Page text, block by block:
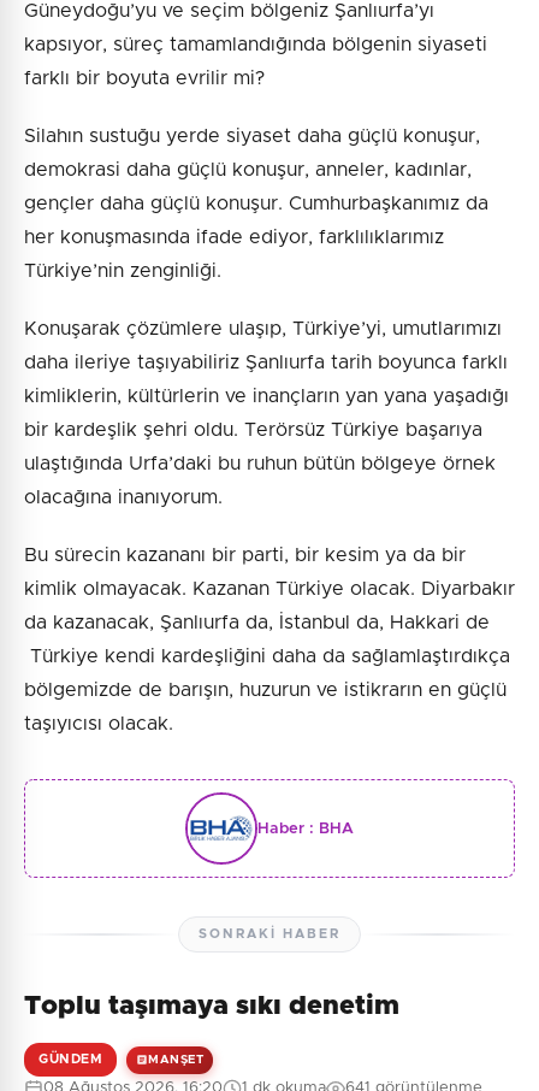
Güneydoğu’yu ve seçim bölgeniz Şanlıurfa’yı
kapsıyor, süreç tamamlandığında bölgenin siyaseti
farklı bir boyuta evrilir mi?
Silahın sustuğu yerde siyaset daha güçlü konuşur,
demokrasi daha güçlü konuşur, anneler, kadınlar,
gençler daha güçlü konuşur. Cumhurbaşkanımız da
her konuşmasında ifade ediyor, farklılıklarımız
Türkiye’nin zenginliği.
Konuşarak çözümlere ulaşıp, Türkiye’yi, umutlarımızı
daha ileriye taşıyabiliriz Şanlıurfa tarih boyunca farklı
kimliklerin, kültürlerin ve inançların yan yana yaşadığı
bir kardeşlik şehri oldu. Terörsüz Türkiye başarıya
ulaştığında Urfa’daki bu ruhun bütün bölgeye örnek
olacağına inanıyorum.
Bu sürecin kazananı bir parti, bir kesim ya da bir
kimlik olmayacak. Kazanan Türkiye olacak. Diyarbakır
da kazanacak, Şanlıurfa da, İstanbul da, Hakkari de
Türkiye kendi kardeşliğini daha da sağlamlaştırdıkça
bölgemizde de barışın, huzurun ve istikrarın en güçlü
taşıyıcısı olacak.
Haber : BHA
SONRAKI HABER
Toplu taşımaya sıkı denetim
GÜNDEM MANŞET